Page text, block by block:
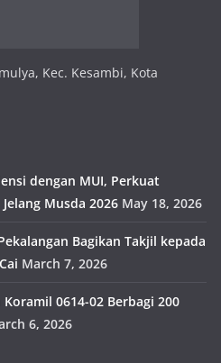
Kec. Kesambi, Kota
dengan MUI, Perkuat
Musda 2026 May 18, 2026
Bagikan Takjil kepada
March 7, 2026
0614-02 Berbagi 200
6, 2026